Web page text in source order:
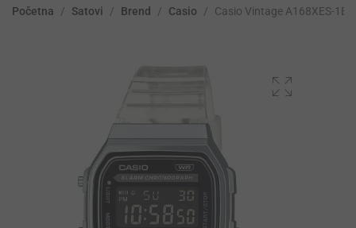
Početna / Satovi / Brend / Casio / Casio Vintage A168XES-